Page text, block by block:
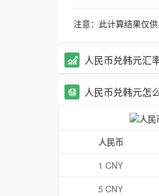
注意：此计算结果仅
人民币兑韩元汇
人民币兑韩元怎
人民币
1 CNY
5 CNY